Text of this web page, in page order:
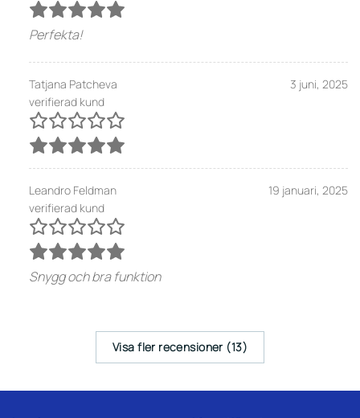
Perfekta!
Tatjana Patcheva
verifierad kund
3 juni, 2025
Leandro Feldman
verifierad kund
19 januari, 2025
Snygg och bra funktion
Visa fler recensioner (13)